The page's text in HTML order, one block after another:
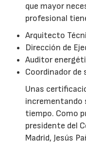
que mayor
profesional
Arquitecto
Dirección de
Auditor
Coordinador de
Unas
incrementando
tiempo. Como
presidente del
Madrid, Jesús